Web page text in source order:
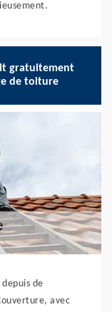
gratuitement
de toiture
de
avec